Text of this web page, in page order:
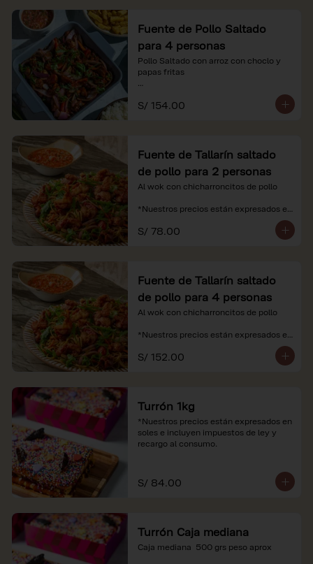
Fuente de Pollo Saltado
para 4 personas
Pollo Saltado con arroz con choclo y
papas fritas
*Nuestros precios están expresados en
soles e incluyen impuestos de ley y
S/ 154.00
Fuente de Tallarín saltado
de pollo para 2 personas
Al wok con chicharroncitos de pollo
*Nuestros precios están expresados en
recargo al consumo.
S/ 78.00
Fuente de Tallarín saltado
de pollo para 4 personas
Al wok con chicharroncitos de pollo
*Nuestros precios están expresados en
recargo al consumo.
S/ 152.00
Turrón 1kg
*Nuestros precios están expresados en
soles e incluyen impuestos de ley y
recargo al consumo.
S/ 84.00
Turrón Caja mediana
Caja mediana  500 grs peso aprox